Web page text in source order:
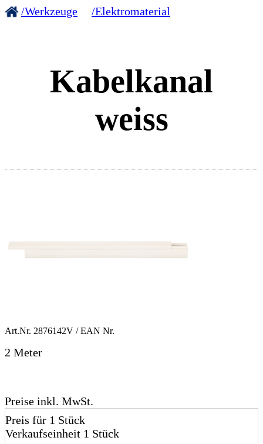
/Werkzeuge /Elektromaterial
Kabelkanal
weiss
Art.Nr. 2876142V / EAN Nr.
2 Meter
Preise inkl. MwSt.
Preis für 1 Stück
Verkaufseinheit 1 Stück